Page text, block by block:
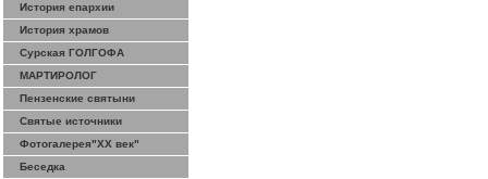
История епархии
История храмов
Сурская ГОЛГОФА
МАРТИРОЛОГ
Пензенские святыни
Святые источники
Фотогалерея"ХХ век"
Беседка